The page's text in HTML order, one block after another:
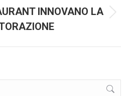
Next
post:
INNOVANO LA